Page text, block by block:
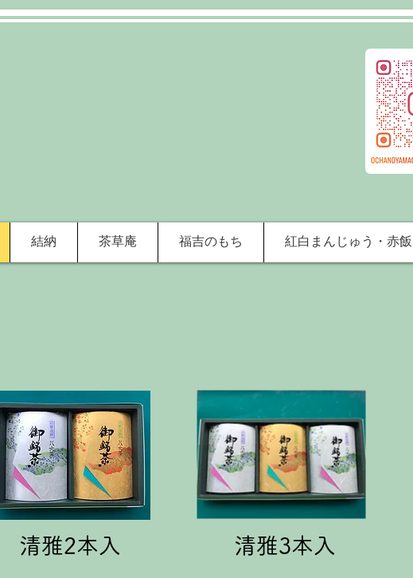
結納 茶草庵 福吉のもち 紅白まんじゅう・赤飯
清雅2本入
清雅3本入